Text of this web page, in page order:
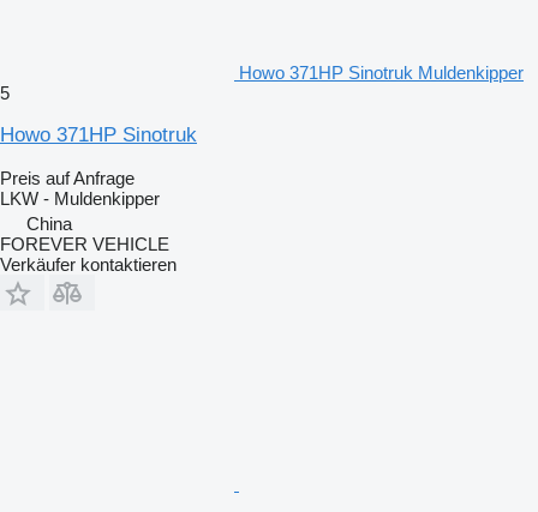
Howo 371HP Sinotruk Muldenkipper
5
Howo 371HP Sinotruk
Preis auf Anfrage
LKW - Muldenkipper
China
FOREVER VEHICLE
Verkäufer kontaktieren